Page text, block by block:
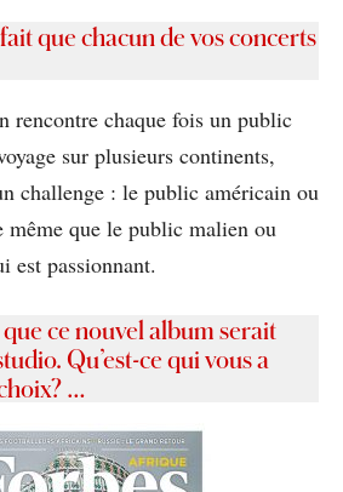
fait que chacun de vos concerts
rencontre chaque fois un public
sur plusieurs continents,
challenge : le public américain ou
même que le public malien ou
est passionnant.
ce nouvel album serait
Qu’est-ce qui vous a
…